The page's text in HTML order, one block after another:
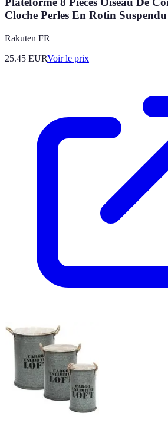
Cloche Perles En Rotin
Rakuten FR
25.45 EURVoir le prix